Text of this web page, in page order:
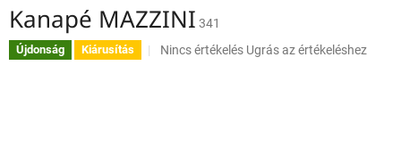
Kanapé MAZZINI 341
Újdonság Kiárusítás
A
Nincs értékelés Ugrás az értékeléshez